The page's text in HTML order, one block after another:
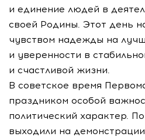
и единение людей в
своей Родины. Этот день
чувством надежды на
и уверенности в
и счастливой жизни.
В советское время
праздником особой
политический характер.
выходили на